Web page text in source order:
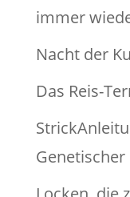
immer
Nacht der
Das Reis-
Genetischer